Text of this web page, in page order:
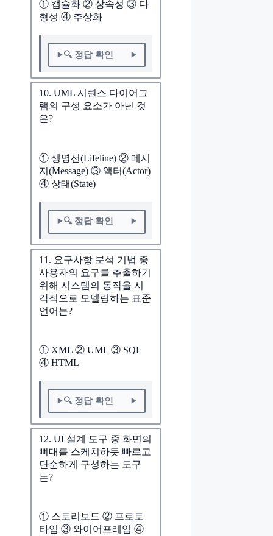
① 캡슐화 ② 상속성 ③ 다
형성 ④ 추상화
🔍 정답 확인
10. UML 시퀀스 다이어그
램의 구성 요소가 아닌 것
은?
① 생명선(Lifeline) ② 메시
지(Message) ③ 액터(Actor)
④ 상태(State)
🔍 정답 확인
11. 요구사항 분석 기법 중
사용자의 요구를 추출하기
위해 시스템의 동작을 시
각적으로 모델링하는 표준
언어는?
① XML ② UML ③ SQL
④ HTML
🔍 정답 확인
12. UI 설계 도구 중 화면의
뼈대를 스케치하듯 빠르고
단순하게 구성하는 도구
는?
① 스토리보드 ② 프로토
타입 ③ 와이어프레임 ④